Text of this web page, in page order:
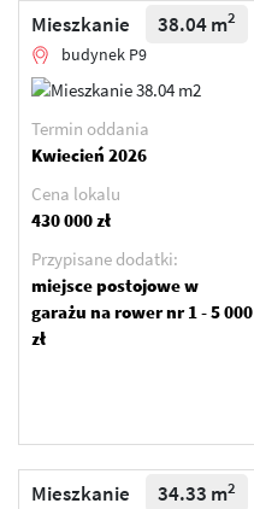
Mieszkanie 38.04 m2
budynek P9
Termin oddania
Kwiecień 2026
Cena lokalu
430 000 zł
Przypisane dodatki:
miejsce postojowe w
garażu na rower nr 1 - 5 000
zł
Mieszkanie 34.33 m2